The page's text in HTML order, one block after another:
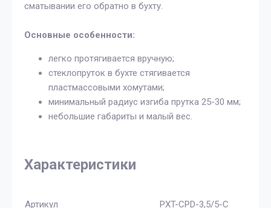
сматывании его обратно в бухту.
Основные особенности:
легко протягивается вручную;
стеклопруток в бухте стягивается
пластмассовыми хомутами;
минимальный радиус изгиба прутка 25-30 мм;
небольшие габариты и малый вес.
Характеристики
Артикул PXT-CPD-3,5/5-C